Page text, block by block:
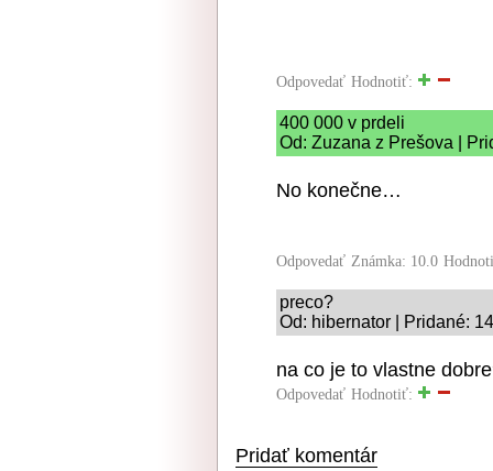
Odpovedať Hodnotiť:
400 000 v prdeli
Od: Zuzana z Prešova |
No konečne…
Odpovedať Známka: 10.0
preco?
Od: hibernator | Pridané:
na co je to vlastne
Odpovedať Hodnotiť:
Pridať komentár